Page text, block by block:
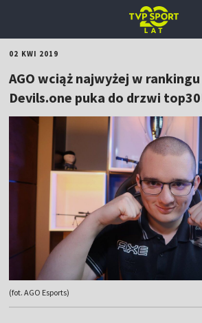
02 KWI 2019
AGO wciąż najwyżej w
Devils.one puka do drzwi
(fot. AGO Esports)